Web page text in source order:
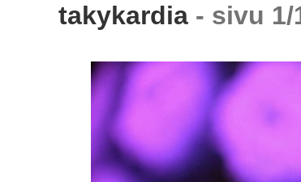
takykardia - sivu 1/